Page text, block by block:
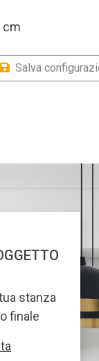
cm
Salva
stanza
finale